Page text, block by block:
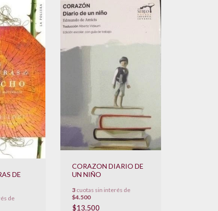
DE
de
CORAZON DIARIO DE
UN NIÑO
3cuotas sin interés de
$4.500
$13.500